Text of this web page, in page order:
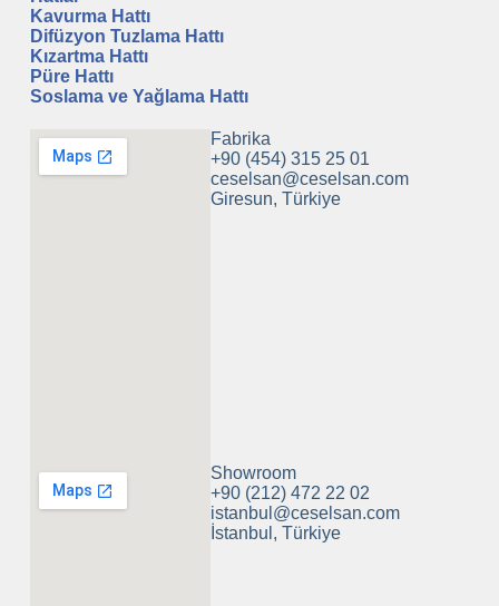
Kavurma Hattı
Difüzyon Tuzlama Hattı
Kızartma Hattı
Püre Hattı
Soslama ve Yağlama Hattı
Fabrika
+90 (454) 315 25 01
ceselsan@ceselsan.com
Giresun, Türkiye
Showroom
+90 (212) 472 22 02
istanbul@ceselsan.com
İstanbul, Türkiye